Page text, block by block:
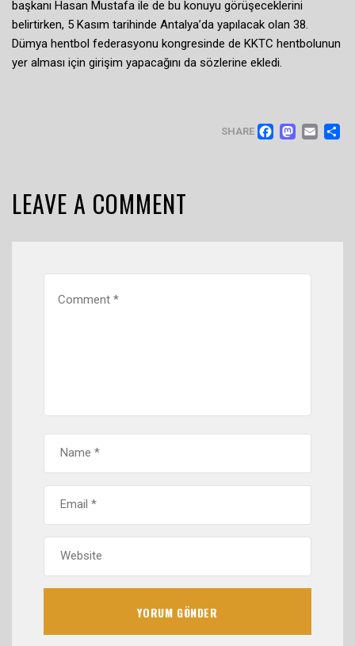
başkanı Hasan Mustafa ile de bu konuyu görüşeceklerini
belirtirken, 5 Kasım tarihinde Antalya’da yapılacak olan 38.
Dümya hentbol federasyonu kongresinde de KKTC hentbolunun
yer alması için girişim yapacağını da sözlerine ekledi.
SHARE
LEAVE A COMMENT